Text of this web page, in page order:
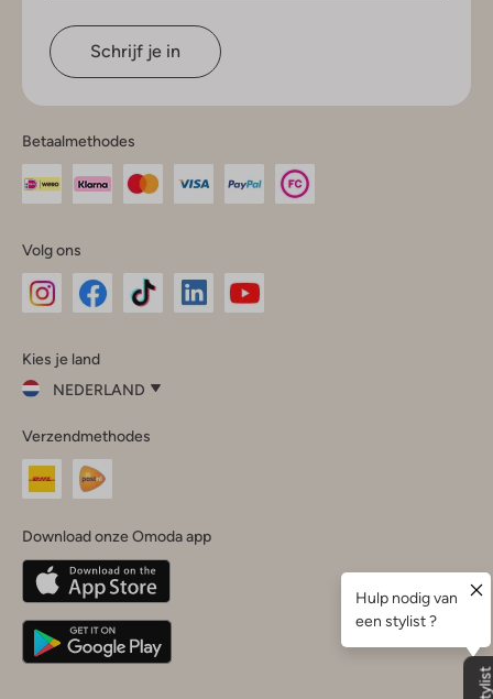
Schrijf je in
Betaalmethodes
Volg ons
InstagramFacebook
Kies je land
NEDERLAND
je
land
Nederland
Belgique(Français)
Deutschland
Verzendmethodes
Download onze Omoda app